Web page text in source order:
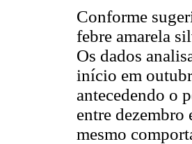
Conforme
febre amarela
Os dados
início em
antecedendo o
entre
mesmo